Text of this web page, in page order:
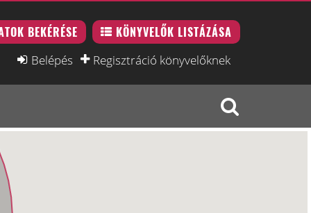
BEKÉRÉSE KÖNYVELŐK LISTÁZÁSA
Belépés Regisztráció könyvelőknek